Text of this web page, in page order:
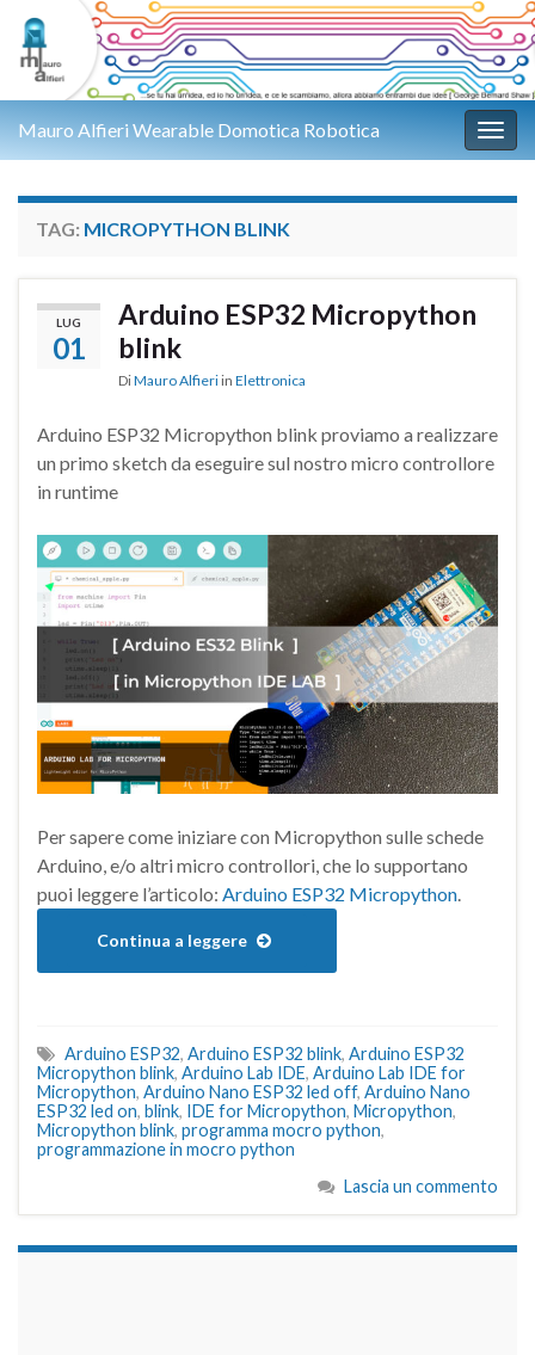
Mauro Alfieri Wearable Domotica Robotica
TAG: MICROPYTHON BLINK
LUG
01
Arduino ESP32 Micropython
blink
DiMauro Alfieri in Elettronica
Arduino ESP32 Micropython blink proviamo a realizzare
un primo sketch da eseguire sul nostro micro controllore
in runtime
Per sapere come iniziare con Micropython sulle schede
Arduino, e/o altri micro controllori, che lo supportano
puoi leggere l’articolo: Arduino ESP32 Micropython.
Continua a leggere
Arduino ESP32, Arduino ESP32 blink, Arduino ESP32
Micropython blink, Arduino Lab IDE, Arduino Lab IDE for
Micropython, Arduino Nano ESP32 led off, Arduino Nano
ESP32 led on, blink, IDE for Micropython, Micropython,
Micropython blink, programma mocro python,
programmazione in mocro python
Lascia un commento